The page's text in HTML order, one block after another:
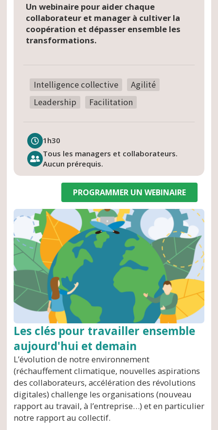
Un webinaire pour aider chaque
collaborateur et manager à cultiver la
coopération et dépasser ensemble les
transformations.
Intelligence collective
Agilité
Leadership
Facilitation
1h30
Tous les managers et collaborateurs.
Aucun prérequis.
PROGRAMMER UN WEBINAIRE
Les clés pour travailler ensemble
aujourd'hui et demain
L’évolution de notre environnement
(réchauffement climatique, nouvelles aspirations
des collaborateurs, accélération des révolutions
digitales) challenge les organisations (nouveau
rapport au travail, à l’entreprise…) et en particulier
notre rapport au collectif.